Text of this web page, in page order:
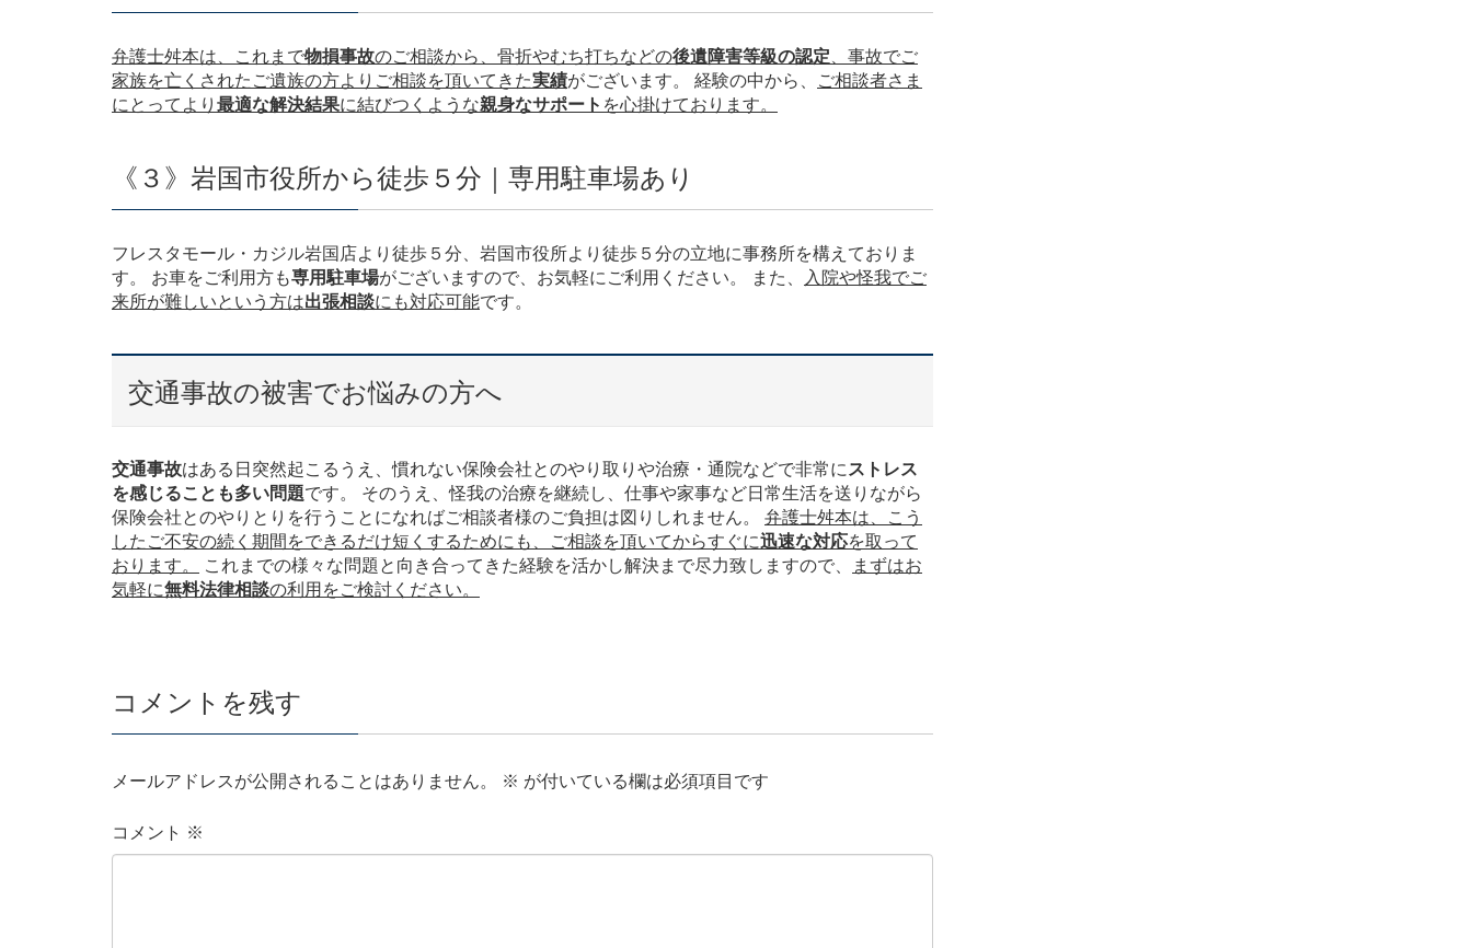
弁護士舛本は、これまで物損事故のご相談から、骨折やむち打ちなどの後遺障害等級の認定 、事故でご
家族を亡くされたご遺族の方よりご相談を頂いてきた実績がございます。 経験の中から、
ご相談者さま
にとってより 最適な解決結果に結びつくような親身なサポート を心掛けております。
《３》岩国市役所から徒歩５分｜専用駐車場あり
フレスタモール・カジル岩国店より徒歩５分、岩国市役所より徒歩５分の立地に事務所を構えておりま
す。 お車をご利用方も専用駐車場がございますので、お気軽にご利用ください。 また、
入院や怪我でご
来所が難しいという方は出張相談にも対応可能です。
交通事故の被害でお悩みの方へ
交通事故はある日突然起こるうえ、慣れない保険会社とのやり取りや治療・通院などで非常に ストレス
を感じることも多い問題です。 そのうえ、怪我の治療を継続し、仕事や家事など日常生活を送りながら
保険会社とのやりとりを行うことになればご相談者様のご負担は図りしれません。 弁護士舛本は、こう
したご不安の続く期間をできるだけ短くするためにも、ご相談を頂いてからすぐに迅速な対応を取って
おります。
これまでの様々な問題と向き合ってきた経験を活かし解決まで尽力致しますので、
まずはお
気軽に無料法律相談の利用をご検討ください。
コメントを残す
メールアドレスが公開されることはありません。 ※ が付いている欄は必須項目です
コメント ※